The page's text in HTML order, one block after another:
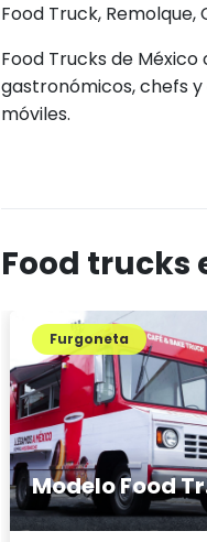
Food Truck,
Food Trucks de
gastronómicos, chefs
móviles.
Food trucks
Furgoneta